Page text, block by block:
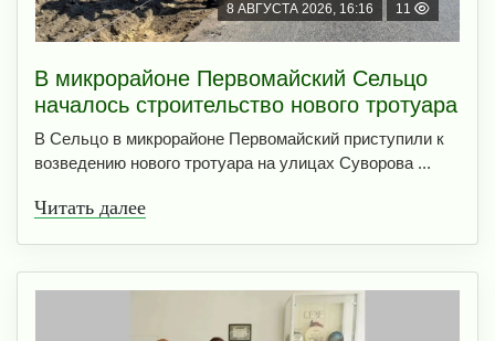
8 АВГУСТА 2026, 16:16 11
В микрорайоне Первомайский Сельцо
началось строительство нового тротуара
В Сельцо в микрорайоне Первомайский приступили к
возведению нового тротуара на улицах Суворова ...
Читать далее